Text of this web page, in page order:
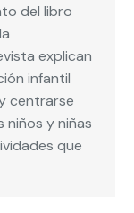
del libro
explican
infantil
centrarse
niños y niñas
que